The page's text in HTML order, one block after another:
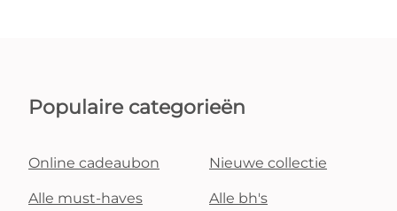
Populaire categorieën
Online cadeaubon Nieuwe collectie
Alle must-haves Alle bh's